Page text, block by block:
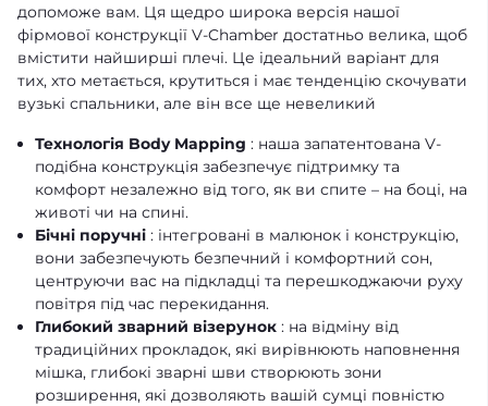
допоможе вам. Ця щедро широка версія нашої
фірмової конструкції V-Chamber достатньо велика, щоб
вмістити найширші плечі. Це ідеальний варіант для
тих, хто метається, крутиться і має тенденцію скочувати
вузькі спальники, але він все ще невеликий
Технологія Body Mapping : наша запатентована V-
подібна конструкція забезпечує підтримку та
комфорт незалежно від того, як ви спите – на боці, на
животі чи на спині.
Бічні поручні : інтегровані в малюнок і конструкцію,
вони забезпечують безпечний і комфортний сон,
центруючи вас на підкладці та перешкоджаючи руху
повітря під час перекидання.
Глибокий зварний візерунок : на відміну від
традиційних прокладок, які вирівнюють наповнення
мішка, глибокі зварні шви створюють зони
розширення, які дозволяють вашій сумці повністю